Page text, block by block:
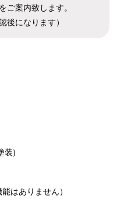
ご案内致します。
後になります）
装)
はありません）